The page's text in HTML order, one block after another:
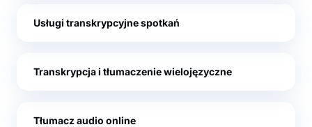
Usługi transkrypcyjne spotkań
Transkrypcja i tłumaczenie wielojęzyczne
Tłumacz audio online